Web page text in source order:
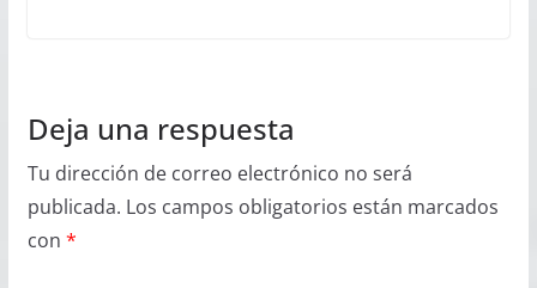
Deja una respuesta
Tu dirección de correo electrónico no será
publicada. Los campos obligatorios están marcados
con *